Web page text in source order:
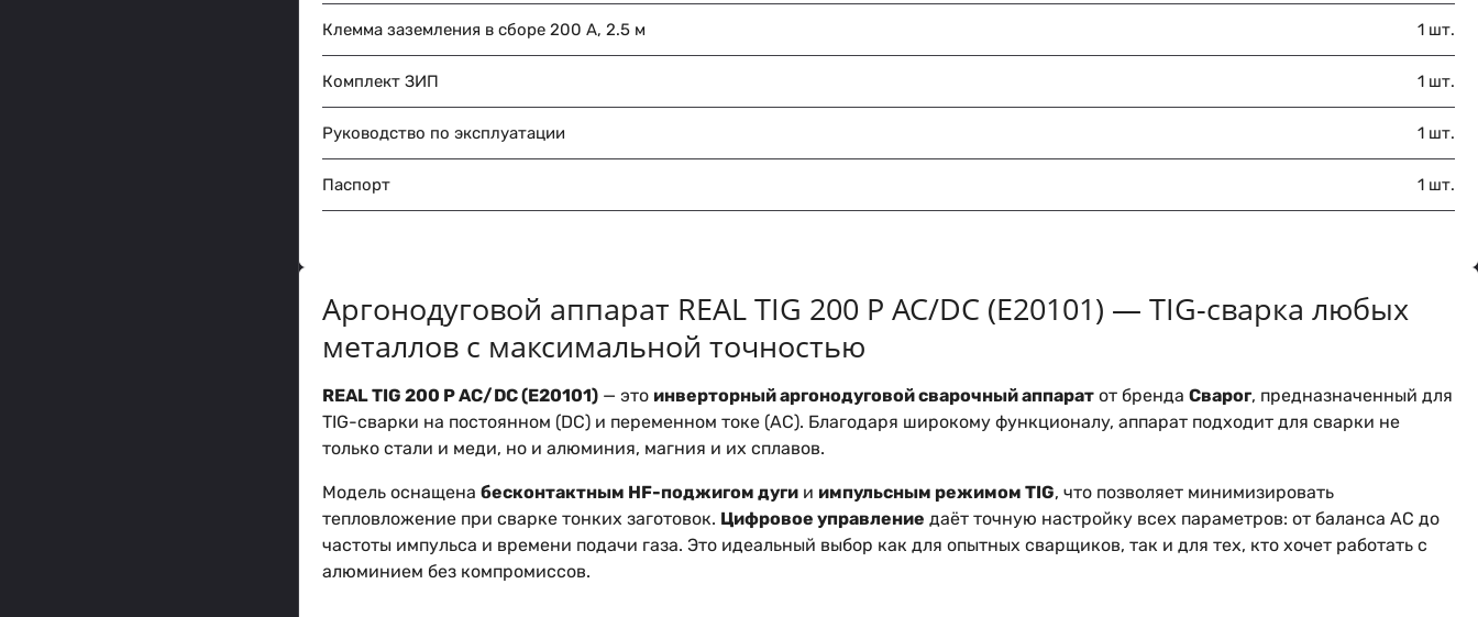
Клемма заземления в сборе 200 А, 2.5 м 1 шт.
Комплект ЗИП 1 шт.
Руководство по эксплуатации 1 шт.
Паспорт 1 шт.
Аргонодуговой аппарат REAL TIG 200 P AC/DC (E20101) — TIG-сварка любых
металлов с максимальной точностью
REAL TIG 200 P AC/DC (E20101) — это инверторный аргонодуговой сварочный аппарат от бренда Сварог, предназначенный для
TIG-сварки на постоянном (DC) и переменном токе (AC). Благодаря широкому функционалу, аппарат подходит для сварки не
только стали и меди, но и алюминия, магния и их сплавов.
Модель оснащена бесконтактным HF-поджигом дуги и импульсным режимом TIG, что позволяет минимизировать
тепловложение при сварке тонких заготовок. Цифровое управление даёт точную настройку всех параметров: от баланса AC до
частоты импульса и времени подачи газа. Это идеальный выбор как для опытных сварщиков, так и для тех, кто хочет работать с
алюминием без компромиссов.